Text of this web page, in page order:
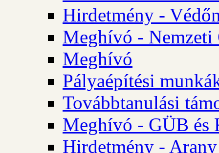
Hirdetmény -
Meghívó - Nemzeti
Meghívó
Pályaépítési
Továbbtanulási
Meghívó - GÜB és
Hirdetmény - Arany